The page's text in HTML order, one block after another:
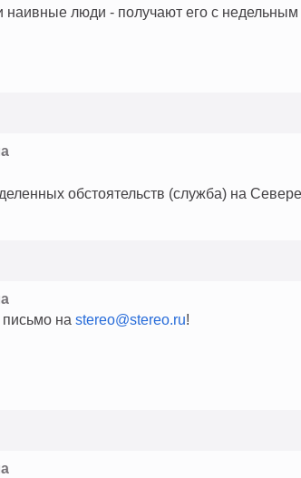
наивные люди - получают его с
обстоятельств (служба) на Севере
на stereo@stereo.ru!